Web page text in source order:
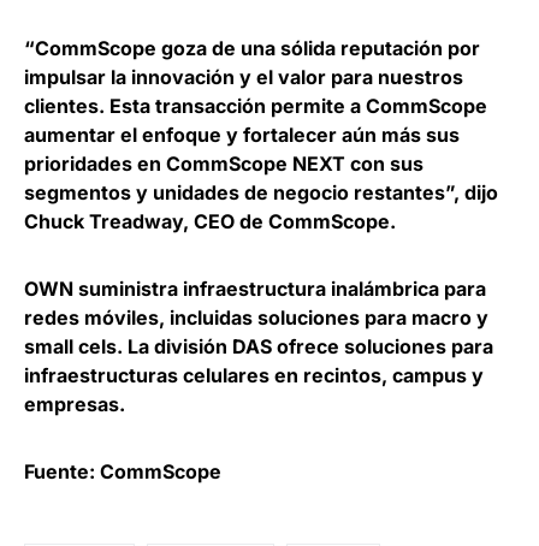
“CommScope goza de una sólida reputación por
impulsar la innovación y el valor para nuestros
clientes. Esta transacción permite a CommScope
aumentar el enfoque y fortalecer aún más sus
prioridades en CommScope NEXT con sus
segmentos y unidades de negocio restantes”, dijo
Chuck Treadway, CEO de CommScope.
OWN suministra infraestructura inalámbrica para
redes móviles, incluidas soluciones para macro y
small cels. La división DAS ofrece soluciones para
infraestructuras celulares en recintos, campus y
empresas.
Fuente: CommScope